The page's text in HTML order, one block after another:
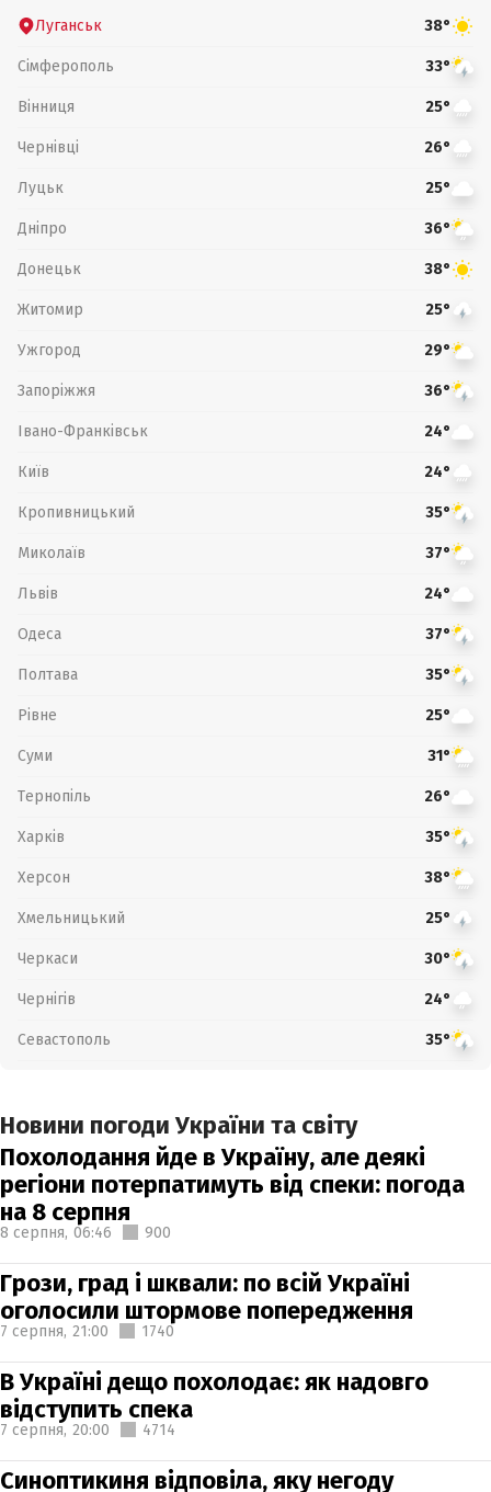
Луганськ 38°
Сімферополь 33°
Вінниця 25°
Чернівці 26°
Луцьк 25°
Дніпро 36°
Донецьк 38°
Житомир 25°
Ужгород 29°
Запоріжжя 36°
Івано-Франківськ 24°
Київ 24°
Кропивницький 35°
Миколаїв 37°
Львів 24°
Одеса 37°
Полтава 35°
Рівне 25°
Суми 31°
Тернопіль 26°
Харків 35°
Херсон 38°
Хмельницький 25°
Черкаси 30°
Чернігів 24°
Севастополь 35°
Новини погоди України та світу
Похолодання йде в Україну, але деякі
регіони потерпатимуть від спеки: погода
на 8 серпня
8 серпня, 06:46 900
Грози, град і шквали: по всій Україні
оголосили штормове попередження
7 серпня, 21:00 1740
В Україні дещо похолодає: як надовго
відступить спека
7 серпня, 20:00 4714
Синоптикиня відповіла, яку негоду